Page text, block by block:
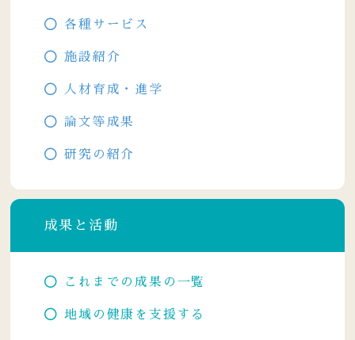
各種サービス
施設紹介
人材育成・進学
論文等成果
研究の紹介
成果と活動
これまでの成果の一覧
地域の健康を支援する